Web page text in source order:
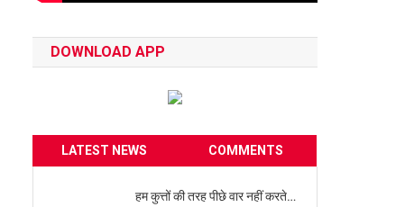
DOWNLOAD APP
LATEST NEWS COMMENTS
हम कुत्तों की तरह पीछे वार नहीं करते…